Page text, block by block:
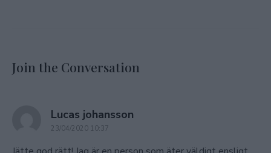
Join the Conversation
Lucas johansson
23/04/2020 10:37